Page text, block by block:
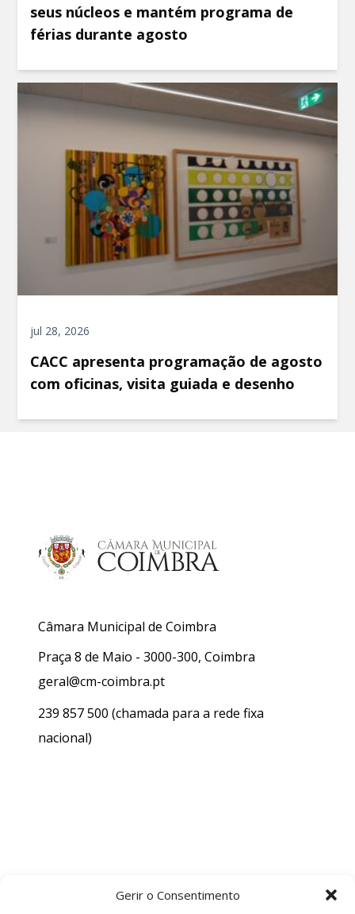
Gerir o Consentimento
seus núcleos e mantém programa de
férias durante agosto
jul 28, 2026
CACC apresenta programação de agosto
com oficinas, visita guiada e desenho
Câmara Municipal de Coimbra
Praça 8 de Maio - 3000-300, Coimbra
geral@cm-coimbra.pt
239 857 500 (chamada para a rede fixa
nacional)